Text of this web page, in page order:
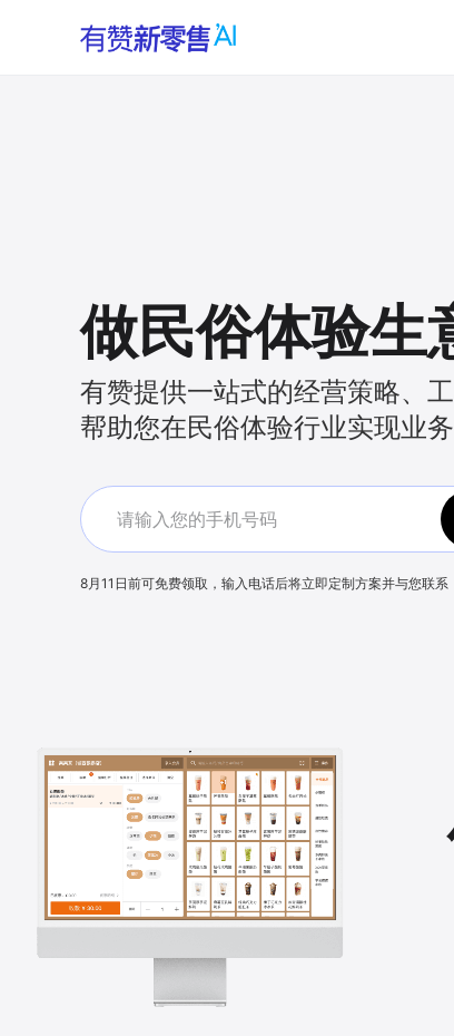
做民俗体验生
有赞提供一站式的经营策略、
帮助您在民俗体验行业实现业
8月11日前可免费领取，输入电话后将立即定制方案并与您联系